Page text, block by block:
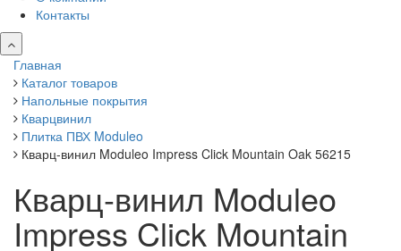
Контакты
Главная
Каталог товаров
Напольные покрытия
Кварцвинил
Плитка ПВХ Moduleo
Кварц-винил Moduleo Impress Click Mountain Oak 56215
Кварц-винил Moduleo
Impress Click Mountain